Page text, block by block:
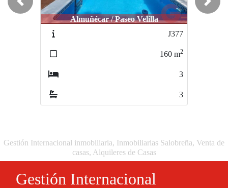
Almuñécar / Paseo VelillaMolvízar / Matagallares
1260
220m2
6
2
Previous Next
Gestión Internacional inmobiliaria, Inmobiliarias Salobreña, Venta de
casas, Alquileres de Casas
Gestión Internacional